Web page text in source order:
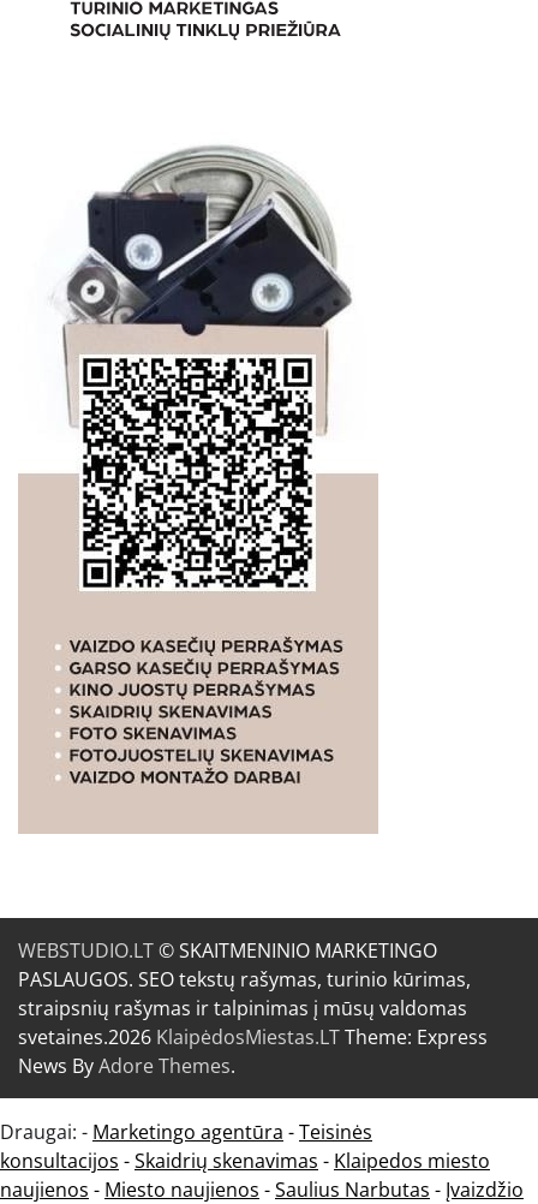
WEBSTUDIO.LT© SKAITMENINIO MARKETINGO
PASLAUGOS. SEO tekstų rašymas, turinio kūrimas,
straipsnių rašymas ir talpinimas į mūsų valdomas
svetaines.2026 KlaipėdosMiestas.LTTheme: Express
News ByAdore Themes.
Draugai: - Marketingo agentūra -Teisinės
konsultacijos -Skaidrių skenavimas - Klaipedos miesto
naujienos - Miesto naujienos -Saulius Narbutas - Įvaizdžio